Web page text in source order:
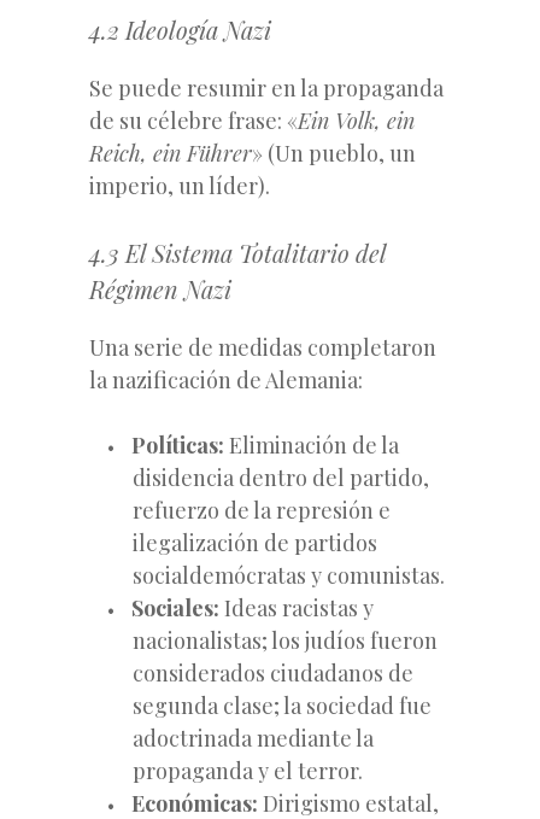
4.2 Ideología Nazi
Se puede resumir en la propaganda
de su célebre frase: «Ein Volk, ein
Reich, ein Führer» (Un pueblo, un
imperio, un líder).
4.3 El Sistema Totalitario del
Régimen Nazi
Una serie de medidas completaron
la nazificación de Alemania:
Políticas: Eliminación de la
disidencia dentro del partido,
refuerzo de la represión e
ilegalización de partidos
socialdemócratas y comunistas.
Sociales: Ideas racistas y
nacionalistas; los judíos fueron
considerados ciudadanos de
segunda clase; la sociedad fue
adoctrinada mediante la
propaganda y el terror.
Económicas: Dirigismo estatal,